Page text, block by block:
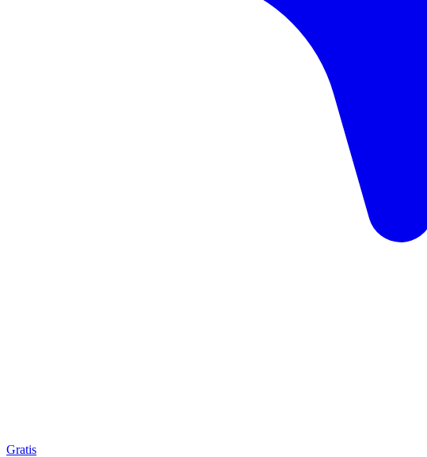
Gratis